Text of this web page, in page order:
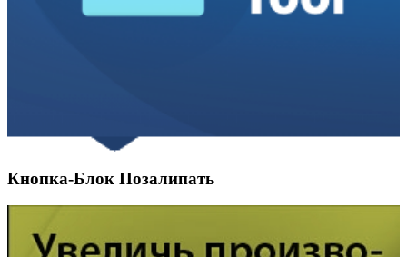
Кнопка-Блок Позалипать